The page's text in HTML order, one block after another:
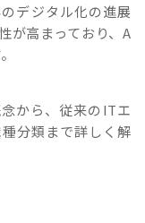
デジタル化の進展
が高まっており、A
から、従来のITエ
分類まで詳しく解